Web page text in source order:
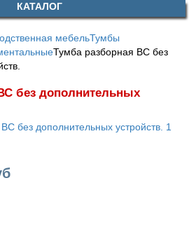
КАТАЛОГ
мебельТумбы
Тумба разборная ВС без
без дополнительных